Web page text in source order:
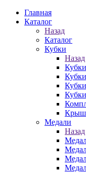
Главная
Каталог
Назад
Каталог
Кубки
Назад
Кубки
Медали
Назад